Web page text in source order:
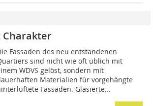
Charakter
Fassaden des neu entstandenen
sind nicht wie oft üblich mit
WDVS gelöst, sondern mit
Materialien für vorgehängte
Fassaden. Glasierte...